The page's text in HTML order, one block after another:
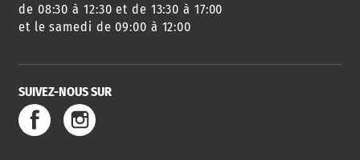
de 08:30 à 12:30 et de 13:30 à 17:00
et le samedi de 09:00 à 12:00
SUIVEZ-NOUS SUR